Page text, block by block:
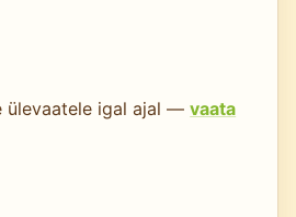
ülevaatele igal ajal —vaata